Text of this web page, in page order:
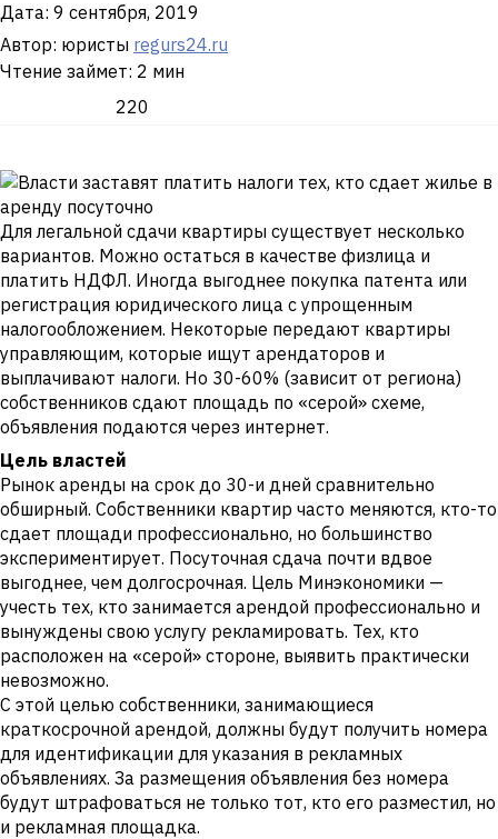
Дата: 9 сентября, 2019
Автор: юристы regurs24.ru
Чтение займет: 2 мин
220
Для легальной сдачи квартиры существует несколько
вариантов. Можно остаться в качестве физлица и
платить НДФЛ. Иногда выгоднее покупка патента или
регистрация юридического лица с упрощенным
налогообложением. Некоторые передают квартиры
управляющим, которые ищут арендаторов и
выплачивают налоги. Но 30-60% (зависит от региона)
собственников сдают площадь по «серой» схеме,
объявления подаются через интернет.
Цель властей
Рынок аренды на срок до 30-и дней сравнительно
обширный. Собственники квартир часто меняются, кто-то
сдает площади профессионально, но большинство
экспериментирует. Посуточная сдача почти вдвое
выгоднее, чем долгосрочная. Цель Минэкономики —
учесть тех, кто занимается арендой профессионально и
вынуждены свою услугу рекламировать. Тех, кто
расположен на «серой» стороне, выявить практически
невозможно.
С этой целью собственники, занимающиеся
краткосрочной арендой, должны будут получить номера
для идентификации для указания в рекламных
объявлениях. За размещения объявления без номера
будут штрафоваться не только тот, кто его разместил, но
и рекламная площадка.